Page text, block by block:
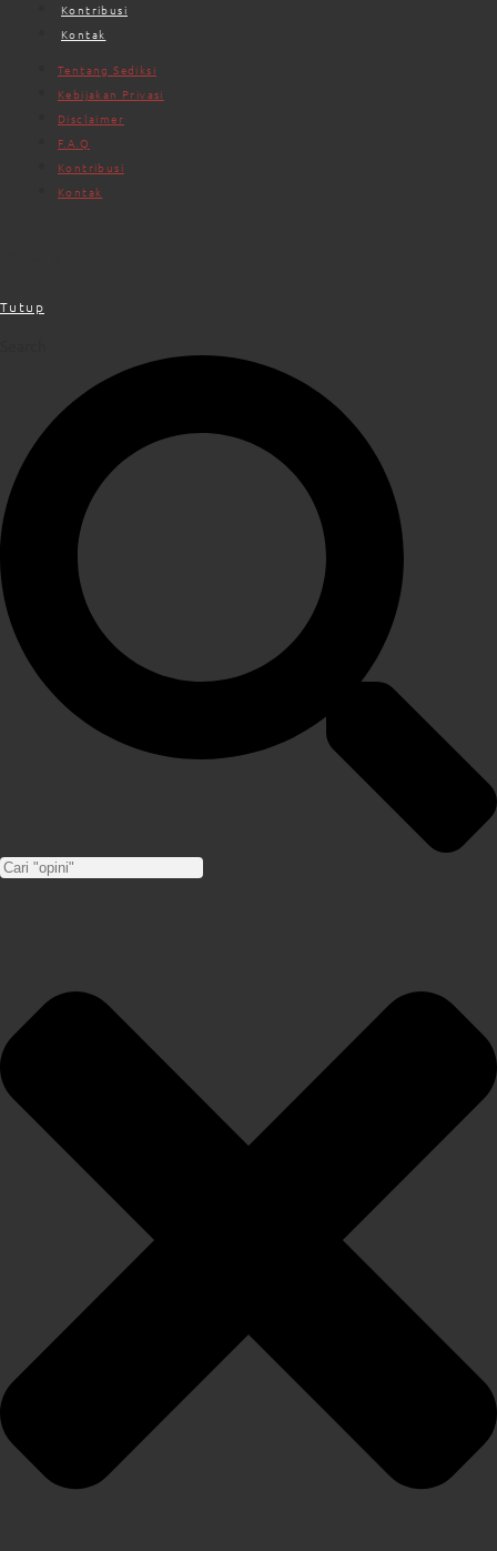
Kontribusi
Kontak
Tentang Sediksi
Kebijakan Privasi
Disclaimer
F.A.Q
Kontribusi
Kontak
Tutup